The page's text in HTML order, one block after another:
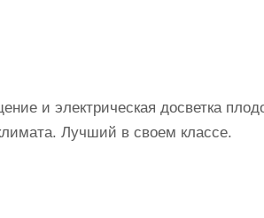
и электрическая досветка
Лучший в своем классе.